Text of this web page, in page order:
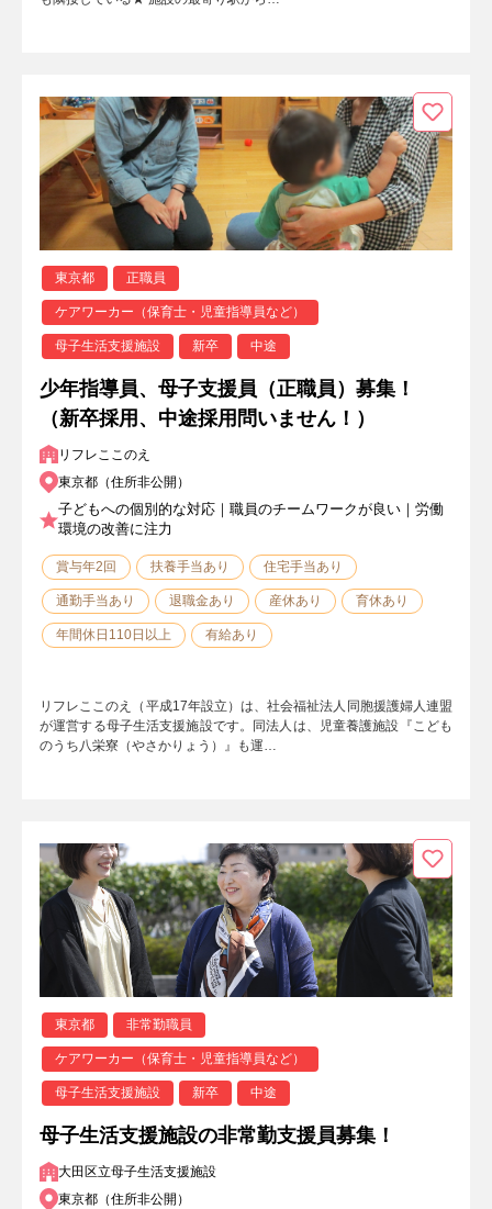
東京都 正職員
ケアワーカー（保育士・児童指導員など）
母子生活支援施設 新卒 中途
少年指導員、母子支援員（正職員）募集！
（新卒採用、中途採用問いません！）
リフレここのえ
東京都（住所非公開）
子どもへの個別的な対応｜職員のチームワークが良い｜労働
環境の改善に注力
賞与年2回 扶養手当あり 住宅手当あり
通勤手当あり 退職金あり 産休あり 育休あり
年間休日110日以上 有給あり
リフレここのえ（平成17年設立）は、社会福祉法人同胞援護婦人連盟
が運営する母子生活支援施設です。同法人は、児童養護施設『こども
のうち八栄寮（やさかりょう）』も運…
東京都 非常勤職員
ケアワーカー（保育士・児童指導員など）
母子生活支援施設 新卒 中途
母子生活支援施設の非常勤支援員募集！
大田区立母子生活支援施設
東京都（住所非公開）